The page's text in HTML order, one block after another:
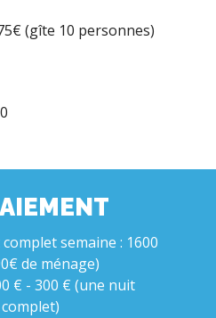
(gîte 10 personnes)
semaine : 1600
de ménage)
€ - 300 € (une nuit